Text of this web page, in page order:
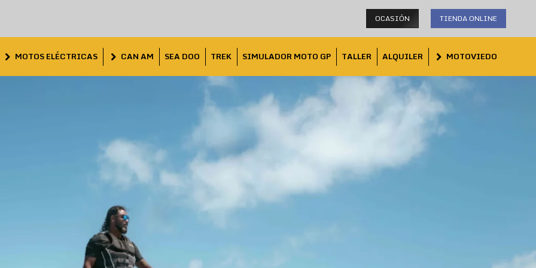
OCASIÓN TIENDA ONLINE
MOTOS ELÉCTRICAS CAN AM SEA DOO TREK SIMULADOR MOTO GP TALLER ALQUILER MOTOVIEDO